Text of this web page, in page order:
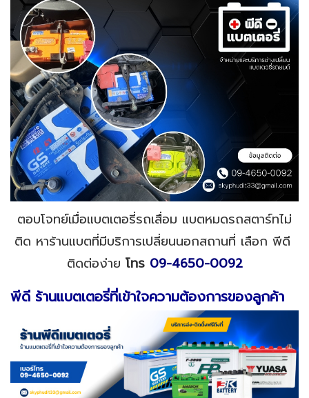
ตอบโจทย์เมื่อแบตเตอรี่รถเสื่อม แบตหมดรถสตาร์ทไม่
ติด หาร้านแบตที่มีบริการเปลี่ยนนอกสถานที่ เลือก พีดี
ติดต่อง่าย โทร 09-4650-0092
พีดี ร้านแบตเตอรี่ที่เข้าใจความต้องการของลูกค้า